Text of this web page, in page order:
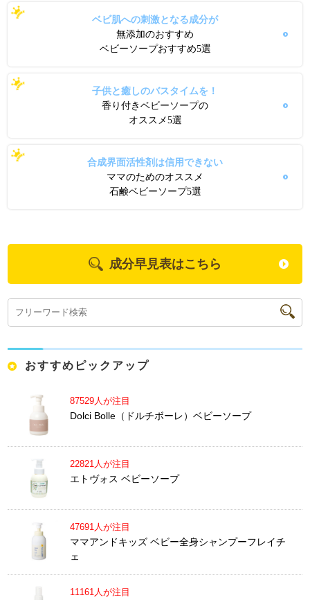
ベビ肌への刺激となる成分が
無添加のおすすめ
ベビーソープおすすめ5選
子供と癒しのバスタイムを！
香り付きベビーソープの
オススメ5選
合成界面活性剤は信用できない
ママのためのオススメ
石鹸ベビーソープ5選
成分早見表はこちら
おすすめピックアップ
87529人が注目
Dolci Bolle（ドルチボーレ）ベビーソープ
22821人が注目
エトヴォス ベビーソープ
47691人が注目
ママアンドキッズ ベビー全身シャンプーフレイチ
ェ
11161人が注目